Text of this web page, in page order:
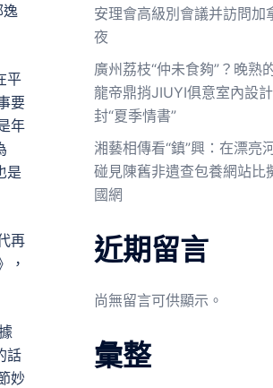
逸
平
要
年
是
再
，
話
妙
安理會高級別會議并訪問加
夜
廣州荔枝“仲未食夠”？晚熟
龍帝鼎捎JIUYI俱意室內設
封“夏季情書”
湘藝相傳看“鎮”興：在漂亮
碰見陳舊非遺查包養網站比
國網
近期留言
尚無留言可供顯示。
彙整